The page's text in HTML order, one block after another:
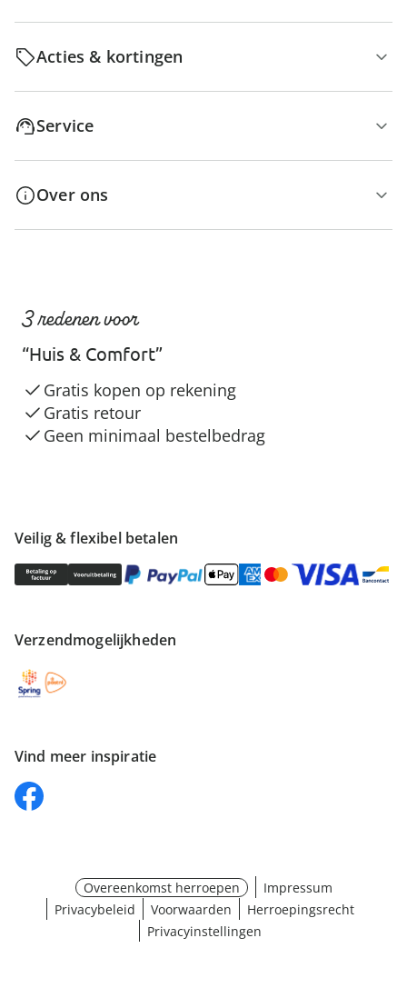
Acties & kortingen
Service
Over ons
Veilig & flexibel betalen
Verzendmogelijkheden
Vind meer inspiratie
3 redenen voor
“Huis & Comfort”
Gratis kopen op rekening
Gratis retour
Geen minimaal bestelbedrag
Overeenkomst herroepen
Impressum
Privacybeleid
Voorwaarden
Herroepingsrecht
Privacyinstellingen